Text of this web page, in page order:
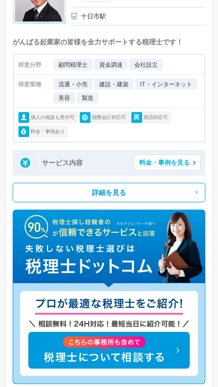
十日市駅
がんばる起業家の皆様を全力サポートする税理士です！
得意分野 顧問税理士 資金調達 会社設立
得意業種 流通・小売 建設・建築
IT・インターネット
美容
製造
個人の相談も受付可 国際会計対応可 英語対応可
料金・事例あり
サービス内容 料金・事例を見る
詳細を見る